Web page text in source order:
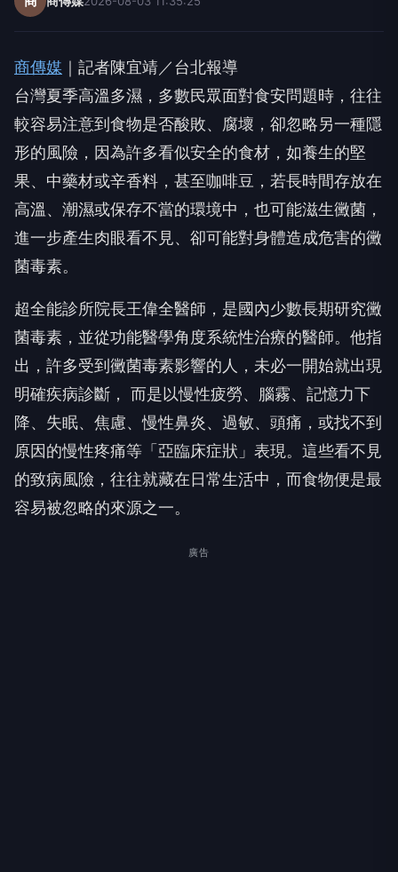
商傳媒 ｜記者陳宜靖／台北報導
台灣夏季高溫多濕，多數民眾面對食安問題時，往往
較容易注意到食物是否酸敗、腐壞，卻忽略另一種隱
形的風險，因為許多看似安全的食材，如養生的堅
果、中藥材或辛香料，甚至咖啡豆，若長時間存放在
高溫、潮濕或保存不當的環境中，也可能滋生黴菌，
進一步產生肉眼看不見、卻可能對身體造成危害的黴
菌毒素。
超全能診所院長王偉全醫師，是國內少數長期研究黴
菌毒素，並從功能醫學角度系統性治療的醫師。他指
出，許多受到黴菌毒素影響的人，未必一開始就出現
明確疾病診斷， 而是以慢性疲勞、腦霧、記憶力下
降、失眠、焦慮、慢性鼻炎、過敏、頭痛，或找不到
原因的慢性疼痛等「亞臨床症狀」表現。這些看不見
的致病風險，往往就藏在日常生活中，而食物便是最
容易被忽略的來源之一。
廣告